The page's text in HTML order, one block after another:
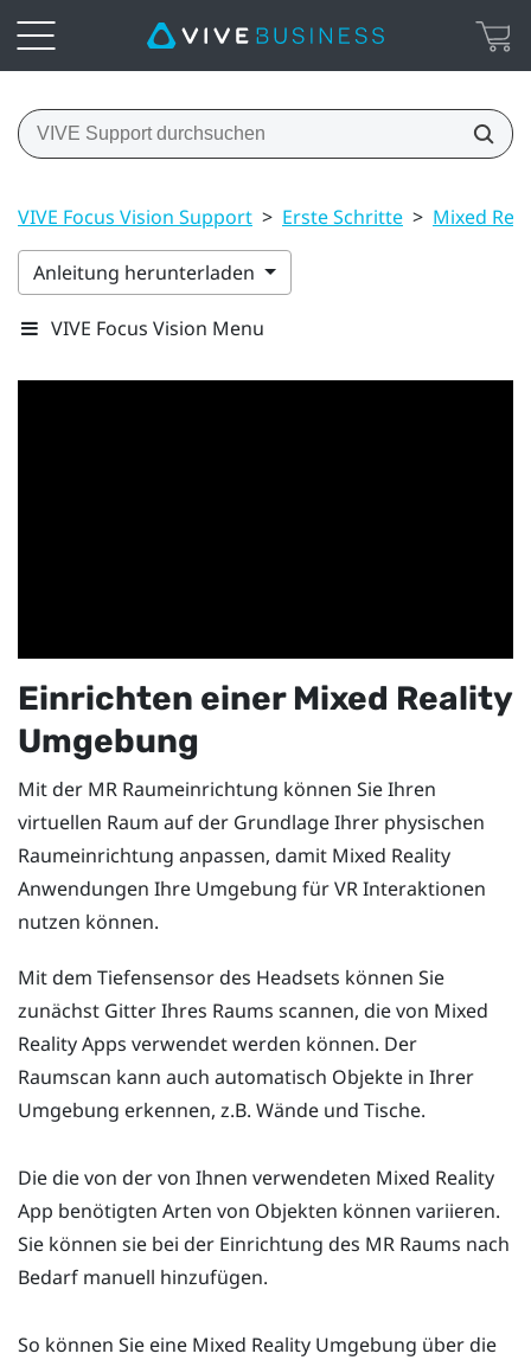
VIVE Focus Vision Support > Erste Schritte > Mixed
Anleitung herunterladen
VIVE Focus Vision Menu
Einrichten einer Mixed Reality
Umgebung
Mit der MR Raumeinrichtung können Sie Ihren
virtuellen Raum auf der Grundlage Ihrer physischen
Raumeinrichtung anpassen, damit Mixed Reality
Anwendungen Ihre Umgebung für VR Interaktionen
nutzen können.
Mit dem Tiefensensor des Headsets können Sie
zunächst Gitter Ihres Raums scannen, die von Mixed
Reality Apps verwendet werden können. Der
Raumscan kann auch automatisch Objekte in Ihrer
Umgebung erkennen, z.B. Wände und Tische.
Die die von der von Ihnen verwendeten Mixed Reality
App benötigten Arten von Objekten können variieren.
Sie können sie bei der Einrichtung des MR Raums nach
Bedarf manuell hinzufügen.
So können Sie eine Mixed Reality Umgebung über die